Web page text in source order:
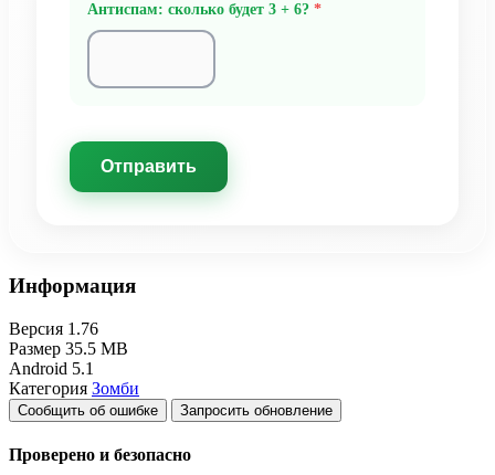
Антиспам: сколько будет 3 + 6? *
Отправить
Информация
Версия 1.76
Размер 35.5 MB
Android 5.1
Категория Зомби
Сообщить об ошибке Запросить обновление
Проверено и безопасно